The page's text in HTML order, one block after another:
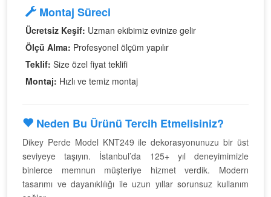
Montaj Süreci
Ücretsiz Keşif: Uzman ekibimiz evinize gelir
Ölçü Alma: Profesyonel ölçüm yapılır
Teklif: Size özel fiyat teklifi
Montaj: Hızlı ve temiz montaj
Neden Bu Ürünü Tercih Etmelisiniz?
Dikey Perde Model KNT249 ile dekorasyonunuzu bir üst
seviyeye taşıyın. İstanbul’da 125+ yıl deneyimimizle
binlerce memnun müşteriye hizmet verdik. Modern
tasarımı ve dayanıklılığı ile uzun yıllar sorunsuz kullanım